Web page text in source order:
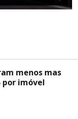
menos mas
por imóvel